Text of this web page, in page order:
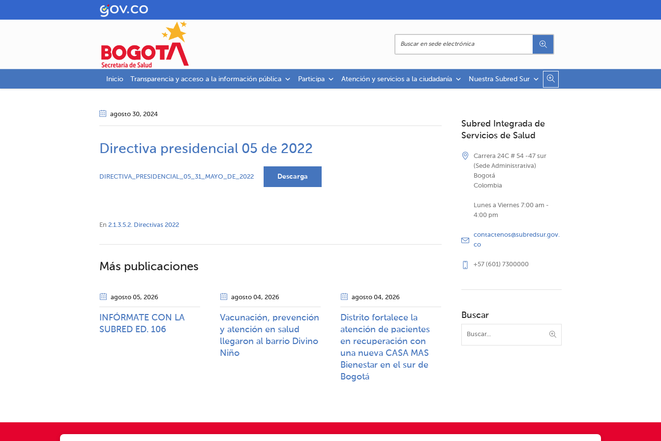
Inicio Transparencia y acceso a la información pública Participa Atención y servicios a la ciudadanía Nuestra Subred Sur
agosto 30, 2024
Directiva presidencial 05 de 2022
DIRECTIVA_PRESIDENCIAL_05_31_MAYO_DE_2022 Descarga
En 2.1.3.5.2. Directivas 2022
Más publicaciones
agosto 05, 2026
INFÓRMATE CON LA
SUBRED ED. 106
agosto 04, 2026
Vacunación, prevención
y atención en salud
llegaron al barrio Divino
Niño
agosto 04, 2026
Distrito fortalece la
atención de pacientes
en recuperación con
una nueva CASA MAS
Bienestar en el sur de
Bogotá
Subred Integrada de
Servicios de Salud
Carrera 24C # 54 -47 sur
(Sede Administrativa)
Bogotá
Colombia
Lunes a Viernes 7:00 am -
4:00 pm
contactenos@subredsur.gov.
co
+57 (601) 7300000
Buscar